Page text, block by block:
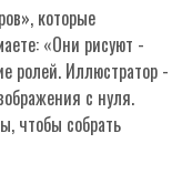
которые
«Они рисуют -
ролей. Иллюстратор -
с нуля.
чтобы собрать